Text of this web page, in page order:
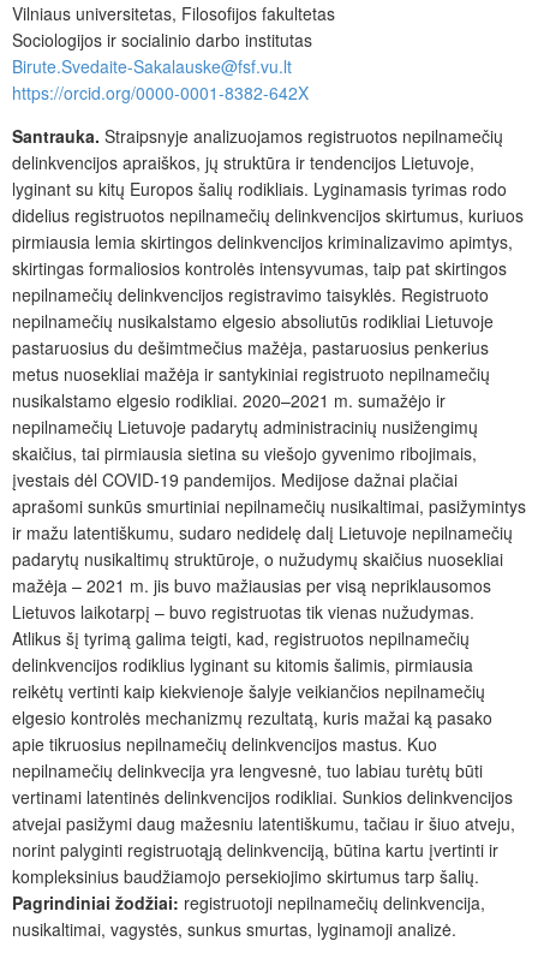
Vilniaus universitetas, Filosofijos fakultetas
Sociologijos ir socialinio darbo institutas
Birute.Svedaite-Sakalauske@fsf.vu.lt
https://orcid.org/0000-0001-8382-642X
Santrauka. Straipsnyje analizuojamos registruotos nepilnamečių
delinkvencijos apraiškos, jų struktūra ir tendencijos Lietuvoje,
lyginant su kitų Europos šalių rodikliais. Lyginamasis tyrimas rodo
didelius registruotos nepilnamečių delinkvencijos skirtumus, kuriuos
pirmiausia lemia skirtingos delinkvencijos kriminalizavimo apimtys,
skirtingas formaliosios kontrolės intensyvumas, taip pat skirtingos
nepilnamečių delinkvencijos registravimo taisyklės. Registruoto
nepilnamečių nusikalstamo elgesio absoliutūs rodikliai Lietuvoje
pastaruosius du dešimtmečius mažėja, pastaruosius penkerius
metus nuosekliai mažėja ir santykiniai registruoto nepilnamečių
nusikalstamo elgesio rodikliai. 2020–2021 m. sumažėjo ir
nepilnamečių Lietuvoje padarytų administracinių nusižengimų
skaičius, tai pirmiausia sietina su viešojo gyvenimo ribojimais,
įvestais dėl COVID-19 pandemijos. Medijose dažnai plačiai
aprašomi sunkūs smurtiniai nepilnamečių nusikaltimai, pasižymintys
ir mažu latentiškumu, sudaro nedidelę dalį Lietuvoje nepilnamečių
padarytų nusikaltimų struktūroje, o nužudymų skaičius nuosekliai
mažėja – 2021 m. jis buvo mažiausias per visą nepriklausomos
Lietuvos laikotarpį – buvo registruotas tik vienas nužudymas.
Atlikus šį tyrimą galima teigti, kad, registruotos nepilnamečių
delinkvencijos rodiklius lyginant su kitomis šalimis, pirmiausia
reikėtų vertinti kaip kiekvienoje šalyje veikiančios nepilnamečių
elgesio kontrolės mechanizmų rezultatą, kuris mažai ką pasako
apie tikruosius nepilnamečių delinkvencijos mastus. Kuo
nepilnamečių delinkvecija yra lengvesnė, tuo labiau turėtų būti
vertinami latentinės delinkvencijos rodikliai. Sunkios delinkvencijos
atvejai pasižymi daug mažesniu latentiškumu, tačiau ir šiuo atveju,
norint palyginti registruotąją delinkvenciją, būtina kartu įvertinti ir
kompleksinius baudžiamojo persekiojimo skirtumus tarp šalių.
Pagrindiniai žodžiai: registruotoji nepilnamečių delinkvencija,
nusikaltimai, vagystės, sunkus smurtas, lyginamoji analizė.